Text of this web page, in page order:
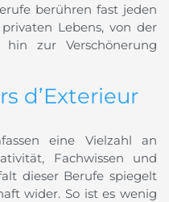
berühren fast jeden
Lebens, von der
hin zur Verschönerung
d’Exterieur
eine Vielzahl an
Fachwissen und
dieser Berufe spiegelt
wider. So ist es wenig